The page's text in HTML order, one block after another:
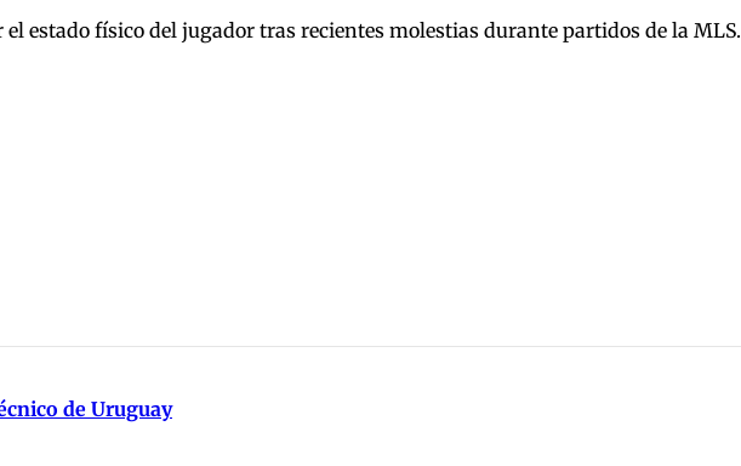
estado físico del jugador tras recientes molestias durante partidos de la MLS.
de Uruguay